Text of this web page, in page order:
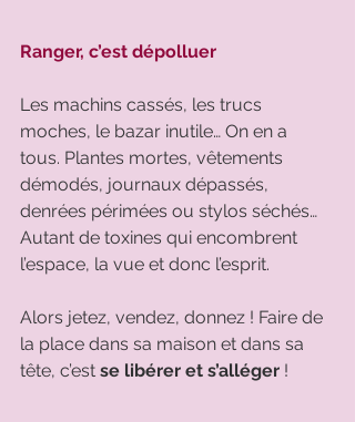
Ranger, c’est dépolluer
Les machins cassés, les trucs
moches, le bazar inutile… On en a
tous. Plantes mortes, vêtements
démodés, journaux dépassés,
denrées périmées ou stylos séchés…
Autant de toxines qui encombrent
l’espace, la vue et donc l’esprit.
Alors jetez, vendez, donnez ! Faire de
la place dans sa maison et dans sa
tête, c’est se libérer et s’alléger !